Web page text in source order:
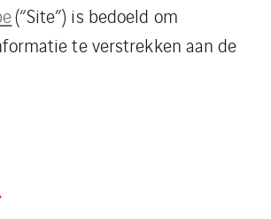
(“Site”) is bedoeld om
te verstrekken aan de